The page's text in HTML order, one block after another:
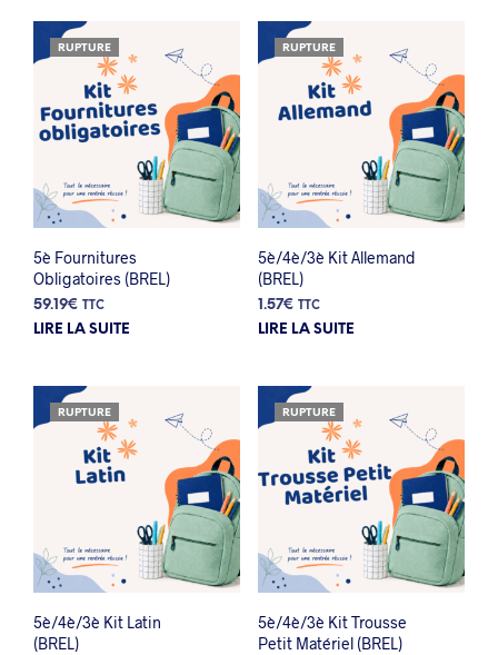
RUPTURE
5è Fournitures
Obligatoires (BREL)
59.19€ TTC
LIRE LA SUITE
RUPTURE
5è/4è/3è Kit Allemand
(BREL)
1.57€ TTC
LIRE LA SUITE
RUPTURE
5è/4è/3è Kit Latin
(BREL)
RUPTURE
5è/4è/3è Kit Trousse
Petit Matériel (BREL)